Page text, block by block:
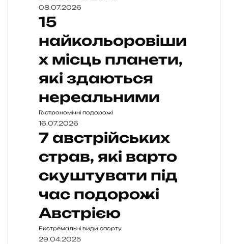
08.07.2026
15
найкольоровіши
х місць планети,
які здаються
нереальними
Гастрономічні подорожі
16.07.2026
7 австрійських
страв, які варто
скуштувати під
час подорожі
Австрією
Екстремальні види спорту
29.04.2025